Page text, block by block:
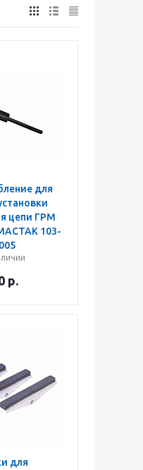
для
цепи ГРМ
103-
р.
для